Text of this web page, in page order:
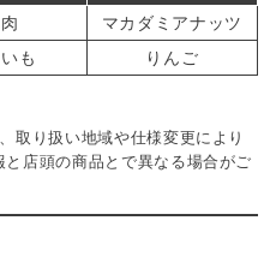
マカダミアナッツ
も
りんご
取り扱い地域や仕様変更により
店頭の商品とで異なる場合がご